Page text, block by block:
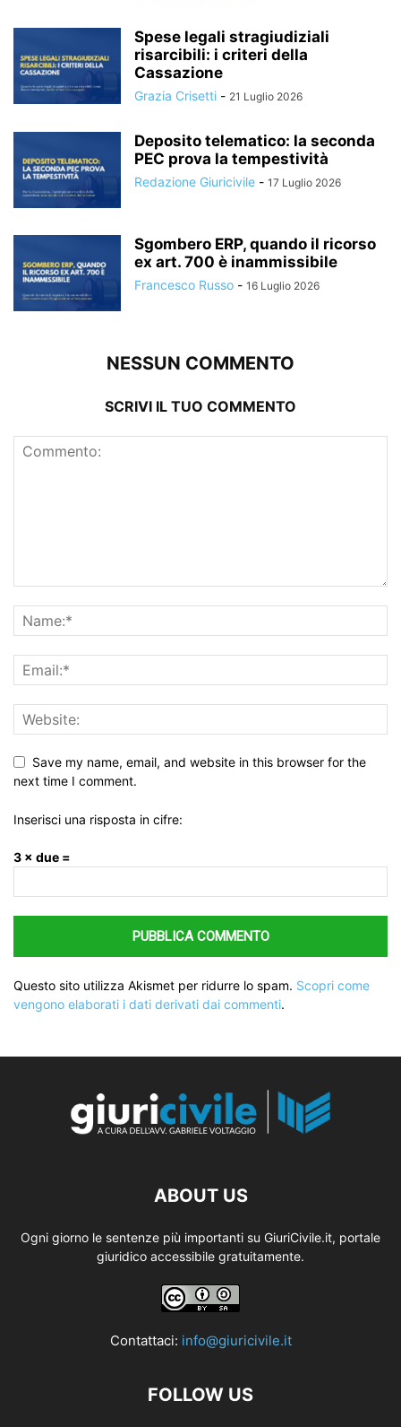
Spese legali stragiudiziali
risarcibili: i criteri della
Cassazione
Grazia Crisetti - 21 Luglio 2026
Deposito telematico: la seconda
PEC prova la tempestività
Redazione Giuricivile - 17 Luglio 2026
Sgombero ERP, quando il ricorso
ex art. 700 è inammissibile
Francesco Russo - 16 Luglio 2026
NESSUN COMMENTO
SCRIVI IL TUO COMMENTO
Save my name, email, and website in this browser for the
next time I comment.
Inserisci una risposta in cifre:
3 × due =
Questo sito utilizza Akismet per ridurre lo spam. Scopri come
vengono elaborati i dati derivati dai commenti.
ABOUT US
Ogni giorno le sentenze più importanti su GiuriCivile.it, portale
giuridico accessibile gratuitamente.
Contattaci: info@giuricivile.it
FOLLOW US